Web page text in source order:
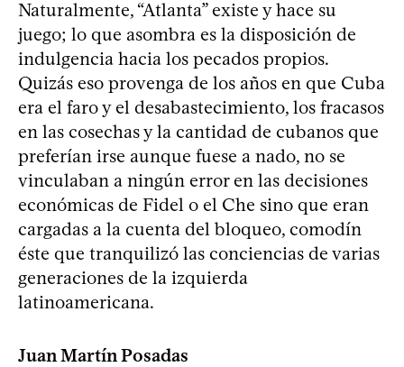
Naturalmente, “Atlanta” existe y hace su
juego; lo que asombra es la disposición de
indulgencia hacia los pecados propios.
Quizás eso provenga de los años en que Cuba
era el faro y el desabastecimiento, los fracasos
en las cosechas y la cantidad de cubanos que
preferían irse aunque fuese a nado, no se
vinculaban a ningún error en las decisiones
económicas de Fidel o el Che sino que eran
cargadas a la cuenta del bloqueo, comodín
éste que tranquilizó las conciencias de varias
generaciones de la izquierda
latinoamericana.
Juan Martín Posadas